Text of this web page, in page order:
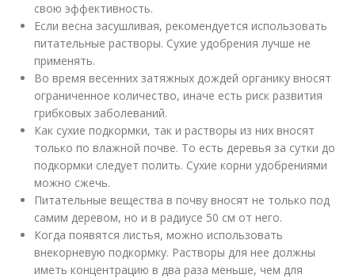
свою эффективность.
Если весна засушливая, рекомендуется использовать
питательные растворы. Сухие удобрения лучше не
применять.
Во время весенних затяжных дождей органику вносят
ограниченное количество, иначе есть риск развития
грибковых заболеваний.
Как сухие подкормки, так и растворы из них вносят
только по влажной почве. То есть деревья за сутки до
подкормки следует полить. Сухие корни удобрениями
можно сжечь.
Питательные вещества в почву вносят не только под
самим деревом, но и в радиусе 50 см от него.
Когда появятся листья, можно использовать
внекорневую подкормку. Растворы для нее должны
иметь концентрацию в два раза меньше, чем для